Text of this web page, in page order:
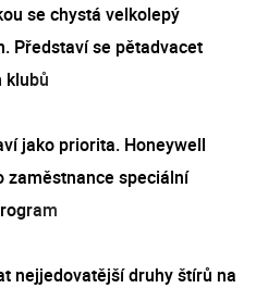
se chystá velkolepý
Představí se pětadvacet
klubů
jako priorita. Honeywell
zaměstnance speciální
nejjedovatější druhy štírů na